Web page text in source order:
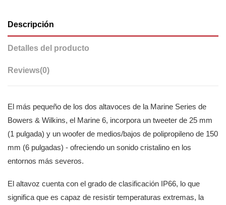
Descripción
Detalles del producto
Reviews(0)
El más pequeño de los dos altavoces de la Marine Series de
Bowers & Wilkins, el Marine 6, incorpora un tweeter de 25 mm
(1 pulgada) y un woofer de medios/bajos de polipropileno de 150
mm (6 pulgadas) - ofreciendo un sonido cristalino en los
entornos más severos.
El altavoz cuenta con el grado de clasificación IP66, lo que
significa que es capaz de resistir temperaturas extremas, la